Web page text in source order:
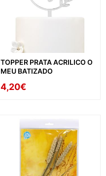
TOPPER PRATA ACRILICO O
MEU BATIZADO
4,20€